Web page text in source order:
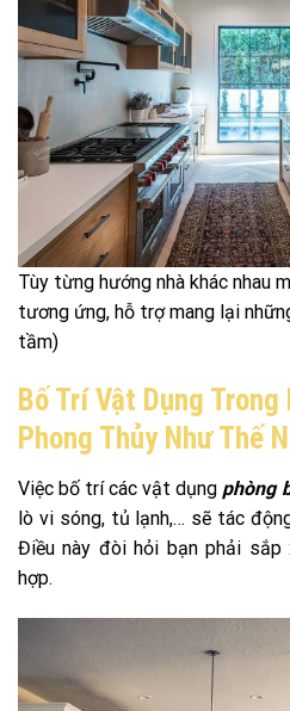
Tùy từng hướng nhà khác nhau
tương ứng, hỗ trợ mang lại
tầm)
Bố Trí Vật Dụng
Phong Thủy Như Thế
Việc bố trí các vật dụng phòng
lò vi sóng, tủ lạnh,… sẽ tác
Điều này đòi hỏi bạn phải
hợp.